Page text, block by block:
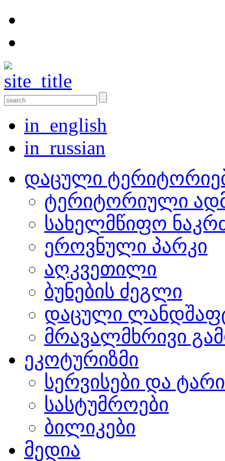
in_english
in_russian
დაცული
ტერიტორიული
სახელმწიფო
ეროვნული პარკი
აღკვეთილი
ბუნების ძეგლი
დაცული
მრავალმხრივი
ეკოტურიზმი
სერვისები და
სასტუმროები
ბილიკები
მედია